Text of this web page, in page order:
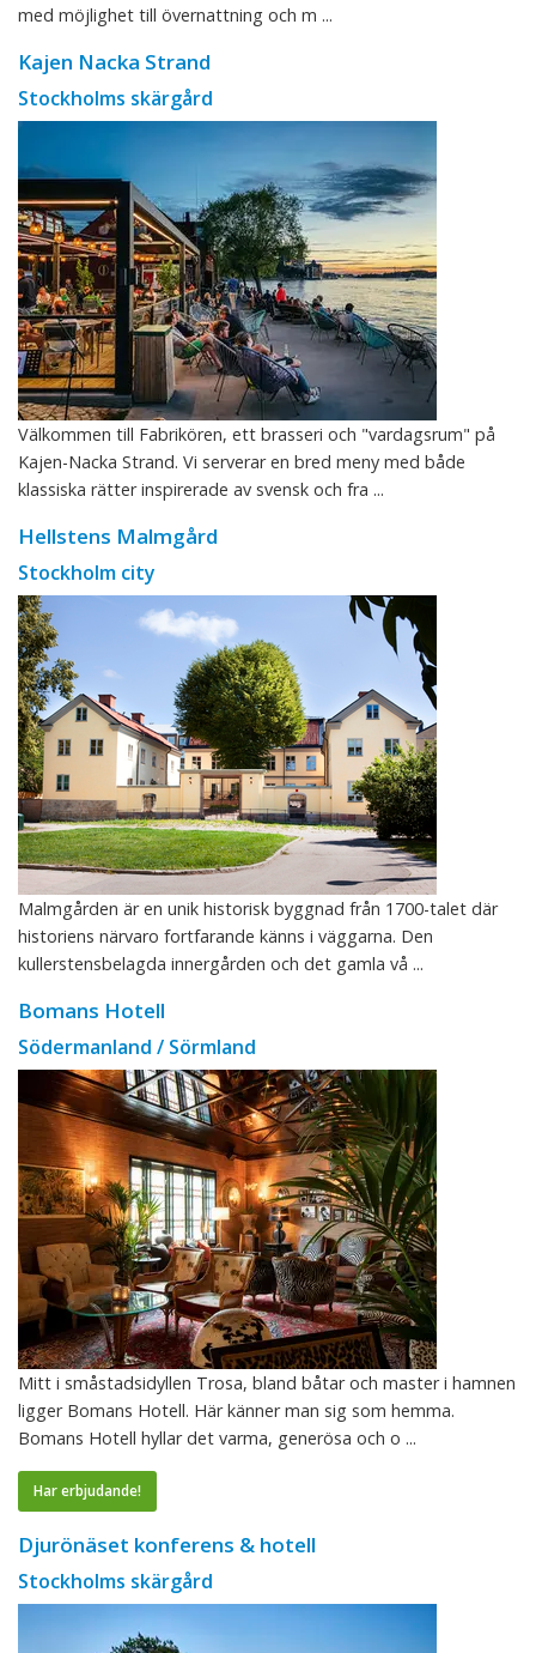
med möjlighet till övernattning och m ...
Kajen Nacka Strand
Stockholms skärgård
Välkommen till Fabrikören, ett brasseri och "vardagsrum" på
Kajen-Nacka Strand. Vi serverar en bred meny med både
klassiska rätter inspirerade av svensk och fra ...
Hellstens Malmgård
Stockholm city
Malmgården är en unik historisk byggnad från 1700-talet där
historiens närvaro fortfarande känns i väggarna. Den
kullerstensbelagda innergården och det gamla vå ...
Bomans Hotell
Södermanland / Sörmland
Mitt i småstadsidyllen Trosa, bland båtar och master i hamnen
ligger Bomans Hotell. Här känner man sig som hemma.
Bomans Hotell hyllar det varma, generösa och o ...
Har erbjudande!
Djurönäset konferens & hotell
Stockholms skärgård